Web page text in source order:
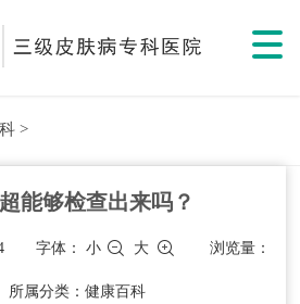
>
能够检查出来吗？
字体：小 大 浏览量：
所属分类：健康百科